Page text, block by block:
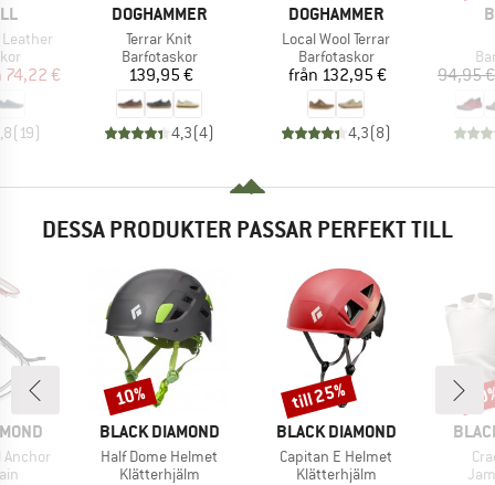
Leather
pris
74,22 €
( 19)
VARUMÄRKE
DOGHAMMER
Produkter
Terrar Knit
Produktgrupp
Barfotaskor
Pris
139,95 €
4,3(4)
VARUMÄRKE
DOGHAMMER
Produkter
Local Wool Terrar
Produktgrupp
Barfotaskor
Pris
från 132,95 €
4,3(8)
94,95 €
DESSA PRODUKTER PASSAR PERFEKT TILL
Anchor
VARUMÄRKE
BLACK DIAMOND
Produkter
Half Dome Helmet
Produktgrupp
Klätterhjälm
Rabatt
10%
VARUMÄRKE
BLACK DIAMOND
Produkter
Capitan E Helmet
Produktgrupp
Klätterhjälm
Rabatt
till 25%